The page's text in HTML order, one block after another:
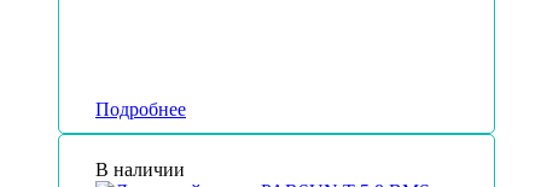
Подробнее
В наличии